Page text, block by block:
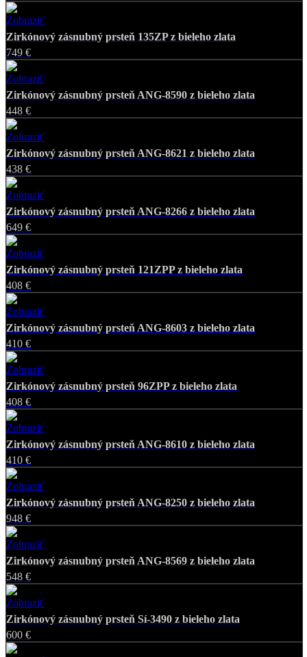
Zobraziť
Zirkónový zásnubný prsteň 135ZP z bieleho zlata
749 €
Zobraziť
Zirkónový zásnubný prsteň ANG-8590 z bieleho zlata
448 €
Zobraziť
Zirkónový zásnubný prsteň ANG-8621 z bieleho zlata
438 €
Zobraziť
Zirkónový zásnubný prsteň ANG-8266 z bieleho zlata
649 €
Zobraziť
Zirkónový zásnubný prsteň 121ZPP z bieleho zlata
408 €
Zobraziť
Zirkónový zásnubný prsteň ANG-8603 z bieleho zlata
410 €
Zobraziť
Zirkónový zásnubný prsteň 96ZPP z bieleho zlata
408 €
Zobraziť
Zirkónový zásnubný prsteň ANG-8610 z bieleho zlata
410 €
Zobraziť
Zirkónový zásnubný prsteň ANG-8250 z bieleho zlata
948 €
Zobraziť
Zirkónový zásnubný prsteň ANG-8569 z bieleho zlata
548 €
Zobraziť
Zirkónový zásnubný prsteň Sí-3490 z bieleho zlata
600 €